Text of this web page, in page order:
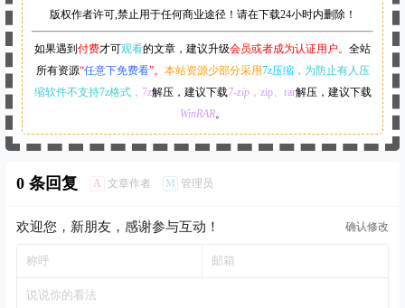
版权作者许可,禁止用于任何商业途径！请在下载24小时内删除！
如果遇到付费才可观看的文章，建议升级会员或者成为认证用户。 全站
所有资源“任意下免费看”。 本站资源少部分采用7z压缩， 为防止有人压
缩软件不支持7z格式，7z解压，建议下载7-zip，zip、rar解压，建议下载
WinRAR。
0 条回复 A 文章作者 M 管理员
欢迎您，新朋友，感谢参与互动！ 确认修改